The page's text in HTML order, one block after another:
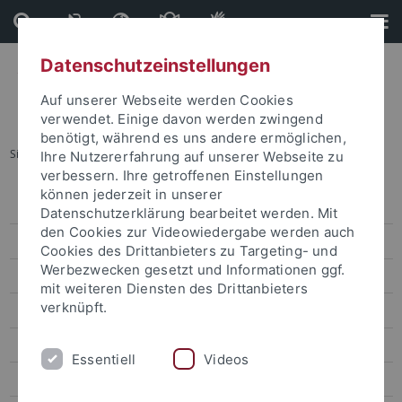
Direkt
zum
Inhalt
Direkt
zur
Fußleiste
Sie sind hier: Startseite ... Geowissenschaften
Studierenden-ABC
Tübingen als Studienort
Angebote für Studieninteressierte
Ich will studieren
Datenschutzeinstellungen
Auf unserer Webseite werden Cookies
verwendet. Einige davon werden zwingend
benötigt, während es uns andere ermöglichen,
Ihre Nutzererfahrung auf unserer Webseite zu
verbessern. Ihre getroffenen Einstellungen
können jederzeit in unserer
Datenschutzerklärung bearbeitet werden. Mit
den Cookies zur Videowiedergabe werden auch
Cookies des Drittanbieters zu Targeting- und
Werbezwecken gesetzt und Informationen ggf.
mit weiteren Diensten des Drittanbieters
verknüpft.
Essentiell Videos